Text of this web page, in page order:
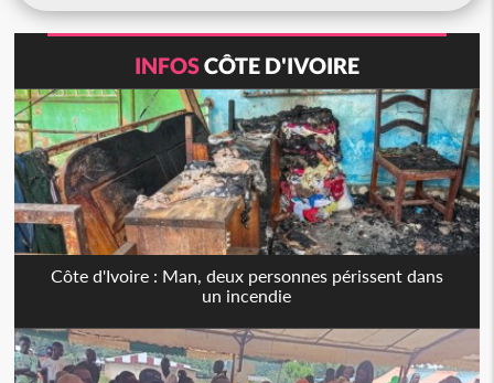
INFOSCÔTE D'IVOIRE
Côte d'Ivoire : Man, deux personnes périssent dans
un incendie